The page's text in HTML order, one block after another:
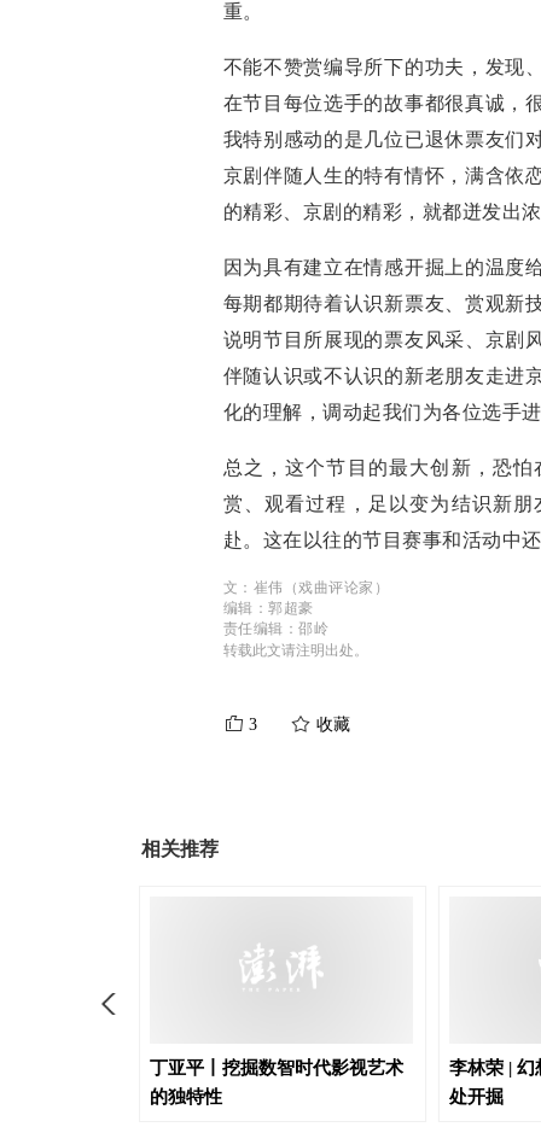
重。
不能不赞赏编导所下的功夫，发现
在节目每位选手的故事都很真诚，
我特别感动的是几位已退休票友们
京剧伴随人生的特有情怀，满含依
的精彩、京剧的精彩，就都迸发出
因为具有建立在情感开掘上的温度
每期都期待着认识新票友、赏观新
说明节目所展现的票友风采、京剧
伴随认识或不认识的新老朋友走进
化的理解，调动起我们为各位选手
总之，这个节目的最大创新，恐
赏、观看过程，足以变为结识新
赴。这在以往的节目赛事和活动中
文：崔伟（戏曲评论家）
编辑：郭超豪
责任编辑：邵岭
转载此文请注明出处。
3 收藏
相关推荐
丁亚平丨挖掘数智时代影视艺术
的独特性
李林荣 | 幻
处开掘